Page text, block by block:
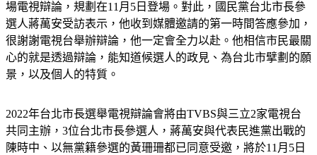
場電視辯論，規劃在11月5日登場。對此，國民黨台北市長參
選人蔣萬安受訪表示，他收到媒體邀請的第一時間答應參加，
很謝謝電視台舉辦辯論，他一定會全力以赴。他相信市民最關
心的就是透過辯論，能知道候選人的政見、為台北市擘劃的願
景，以及個人的特質。
2022年台北市長選舉電視辯論會將由TVBS與三立2家電視台
共同主辦，3位台北市長參選人，蔣萬安與代表民進黨出戰的
陳時中、以無黨籍參選的黃珊珊都已同意受邀，將於11月5日